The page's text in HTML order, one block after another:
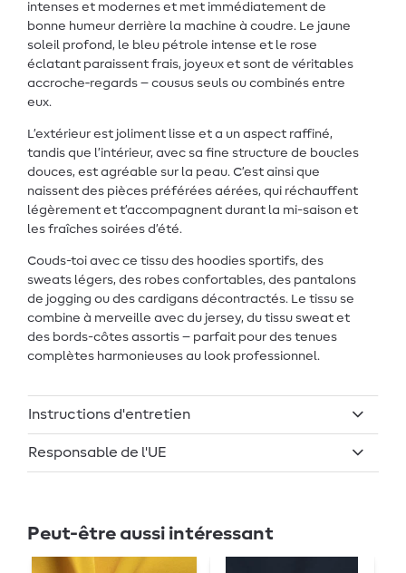
intenses et modernes et met immédiatement de
bonne humeur derrière la machine à coudre. Le jaune
soleil profond, le bleu pétrole intense et le rose
éclatant paraissent frais, joyeux et sont de véritables
accroche‑regards – cousus seuls ou combinés entre
eux.
L’extérieur est joliment lisse et a un aspect raffiné,
tandis que l’intérieur, avec sa fine structure de boucles
douces, est agréable sur la peau. C’est ainsi que
naissent des pièces préférées aérées, qui réchauffent
légèrement et t’accompagnent durant la mi-saison et
les fraîches soirées d’été.
Couds-toi avec ce tissu des hoodies sportifs, des
sweats légers, des robes confortables, des pantalons
de jogging ou des cardigans décontractés. Le tissu se
combine à merveille avec du jersey, du tissu sweat et
des bords-côtes assortis – parfait pour des tenues
complètes harmonieuses au look professionnel.
Instructions d'entretien
Responsable de l'UE
Peut-être aussi intéressant